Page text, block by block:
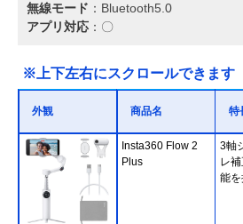
無線モード ：Bluetooth5.0
アプリ対応 ：〇
※上下左右にスクロールできます
外観 商品名 特
Insta360 Flow 2
Plus
3軸
レ
能